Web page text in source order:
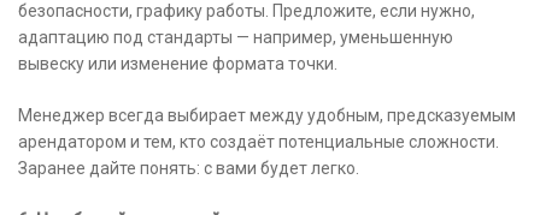
безопасности, графику работы. Предложите, если нужно,
адаптацию под стандарты — например, уменьшенную
вывеску или изменение формата точки.
Менеджер всегда выбирает между удобным, предсказуемым
арендатором и тем, кто создаёт потенциальные сложности.
Заранее дайте понять: с вами будет легко.